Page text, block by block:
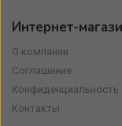
Интернет-
О компании
Соглашение
Конфиденциальность
Контакты